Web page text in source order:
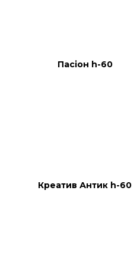
Пасіон h-60
Креатив Антик h-60